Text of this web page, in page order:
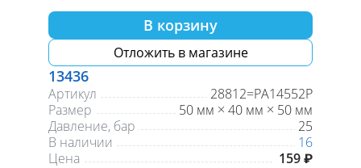
В корзину
Отложить в магазине
13436
Артикул
28812=PA14552P
Размер
50 мм × 40 мм × 50 мм
Давление, бар
25
В наличии
16
Цена
159 ₽